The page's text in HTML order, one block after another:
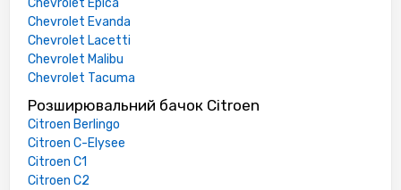
Chevrolet Epica
Chevrolet Evanda
Chevrolet Lacetti
Chevrolet Malibu
Chevrolet Tacuma
Розширювальний бачок Citroen
Citroen Berlingo
Citroen C-Elysee
Citroen C1
Citroen C2